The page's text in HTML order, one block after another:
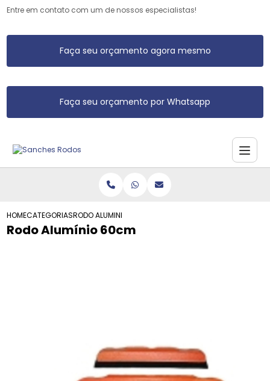
Entre em contato com um de nossos especialistas!
Faça seu orçamento agora mesmo
Faça seu orçamento por Whatsapp
HOMECATEGORIASRODO ALUMINIO 60CM
Rodo Alumínio 60cm